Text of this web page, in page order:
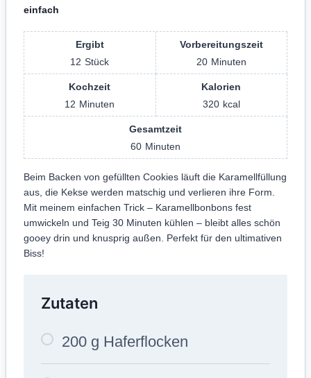
einfach
Ergibt
12 Stück
Vorbereitungszeit
20 Minuten
Kochzeit
12 Minuten
Kalorien
320 kcal
Gesamtzeit
60 Minuten
Beim Backen von gefüllten Cookies läuft die Karamellfüllung
aus, die Kekse werden matschig und verlieren ihre Form.
Mit meinem einfachen Trick – Karamellbonbons fest
umwickeln und Teig 30 Minuten kühlen – bleibt alles schön
gooey drin und knusprig außen. Perfekt für den ultimativen
Biss!
Zutaten
200 g Haferflocken